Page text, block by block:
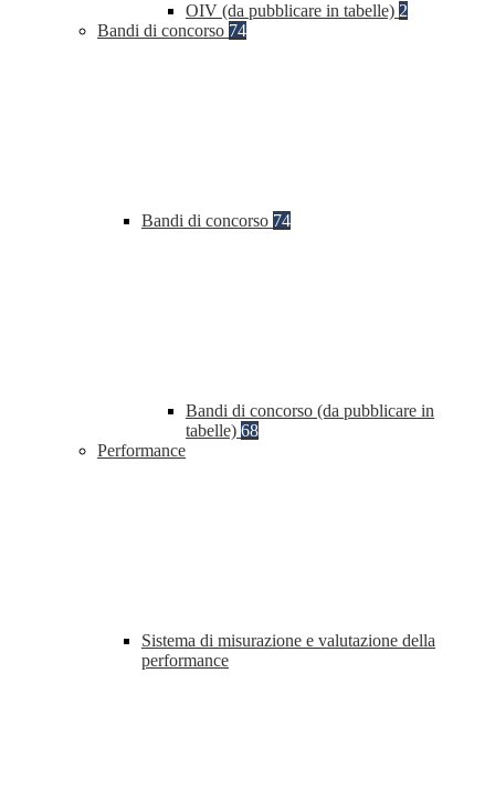
OIV (da pubblicare in tabelle) 2
Bandi di concorso 74
Bandi di concorso 74
Bandi di concorso (da pubblicare in
tabelle) 68
Performance
Sistema di misurazione e valutazione della
performance